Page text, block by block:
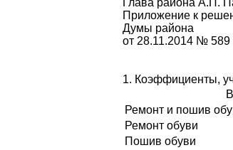
Глава района А.П.
Приложение к
Думы района
от 28.11.2014 № 589
1. Коэффициенты,
Ремонт и пошив
Ремонт обуви
Пошив обуви